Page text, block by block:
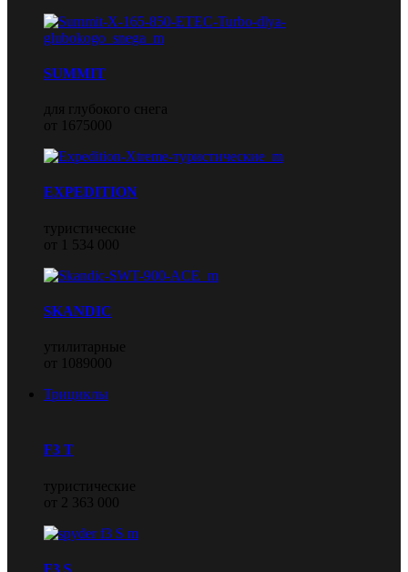
SUMMIT
для глубокого снега
от 1675000
EXPEDITION
туристические
от 1 534 000
SKANDIC
утилитарные
от 1089000
Трициклы
F3 T
туристические
от 2 363 000
F3 S